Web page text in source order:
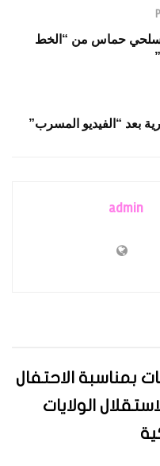
مسلحي حماس من “الخط
بعد “الفيديو المسرب”
admin
بمناسبة الاحتفال
الـ250 لاستقلال الولايات